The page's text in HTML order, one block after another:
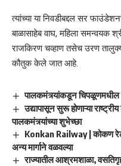
त्यांच्या या निवडीबद्दल सर
बाळासाहेब वाघ, महिला समन्वयक
राजकिरण चव्हाण तसेच उरण
कौतुक केले जात आहे.
पालकमंत्र्यांकडून चिपळूणमधील
उद्यापासून सुरू होणाऱ्या
पालकमंत्र्यांच्या शुभेच्छा
Konkan Railway | कोकण रेल्वे
अन्य मार्गाने वळवल्या
राज्यातील आश्रमशाळा,